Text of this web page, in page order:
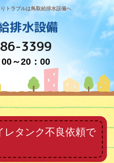
トラブルは鳥取給排水設備へ
排水設備
3399
～20：00
タンク不良依頼で